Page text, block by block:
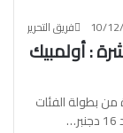
فريق التحرير 10/
: أولمبيك
بطولة الفئات